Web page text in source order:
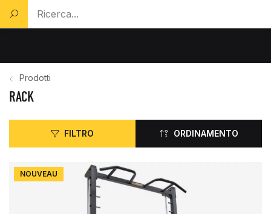
Prodotti
RACK
FILTRO ORDINAMENTO
NOUVEAU